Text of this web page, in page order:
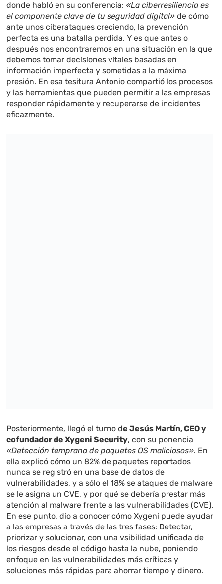
donde habló en su conferencia: «La ciberresiliencia es
el componente clave de tu seguridad digital»de cómo
ante unos ciberataques creciendo, la prevención
perfecta es una batalla perdida. Y es que antes o
después nos encontraremos en una situación en la que
debemos tomar decisiones vitales basadas en
información imperfecta y sometidas a la máxima
presión. En esa tesitura Antonio compartió los procesos
y las herramientas que pueden permitir a las empresas
responder rápidamente y recuperarse de incidentes
eficazmente.
Posteriormente, llegó el turno de Jesús Martín, CEO y
cofundador de Xygeni Security, con su ponencia
«Detección temprana de paquetes OS maliciosos». En
ella explicó cómo un 82% de paquetes reportados
nunca se registró en una base de datos de
vulnerabilidades, y a sólo el 18% se ataques de malware
se le asigna un CVE, y por qué se debería prestar más
atención al malware frente a las vulnerabilidades (CVE).
En ese punto, dio a conocer cómo Xygeni puede ayudar
a las empresas a través de las tres fases: Detectar,
priorizar y solucionar, con una vsibilidad unificada de
los riesgos desde el código hasta la nube, poniendo
enfoque en las vulnerabilidades más críticas y
soluciones más rápidas para ahorrar tiempo y dinero.